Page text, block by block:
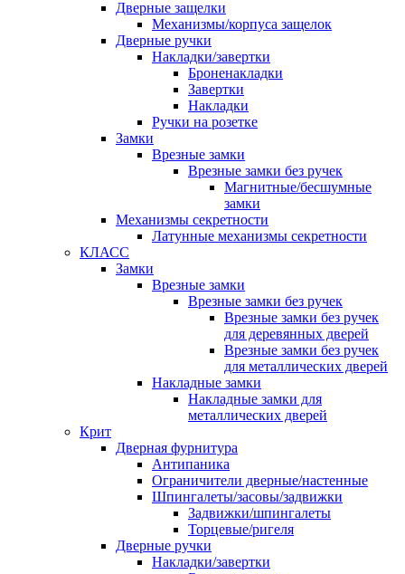
Дверные защелки
Механизмы/корпуса защелок
Дверные ручки
Накладки/завертки
Броненакладки
Завертки
Накладки
Ручки на розетке
Замки
Врезные замки
Врезные замки без ручек
Магнитные/бесшумные
замки
Механизмы секретности
Латунные механизмы секретности
КЛАСС
Замки
Врезные замки
Врезные замки без ручек
Врезные замки без ручек
для деревянных дверей
Врезные замки без ручек
для металлических дверей
Накладные замки
Накладные замки для
металлических дверей
Крит
Дверная фурнитура
Антипаника
Ограничители дверные/настенные
Шпингалеты/засовы/задвижки
Задвижки/шпингалеты
Торцевые/ригеля
Дверные ручки
Накладки/завертки